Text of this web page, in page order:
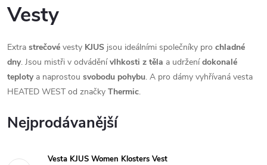
Vesty
Extra strečové vesty KJUS jsou ideálními společníky pro chladné
dny. Jsou mistři v odváděnívlhkosti z těla a udrženídokonalé
teplotya naprostou svobodu pohybu. A pro dámy vyhřívaná vesta
HEATED WEST od značky Thermic.
Nejprodávanější
Vesta KJUS Women Klosters Vest